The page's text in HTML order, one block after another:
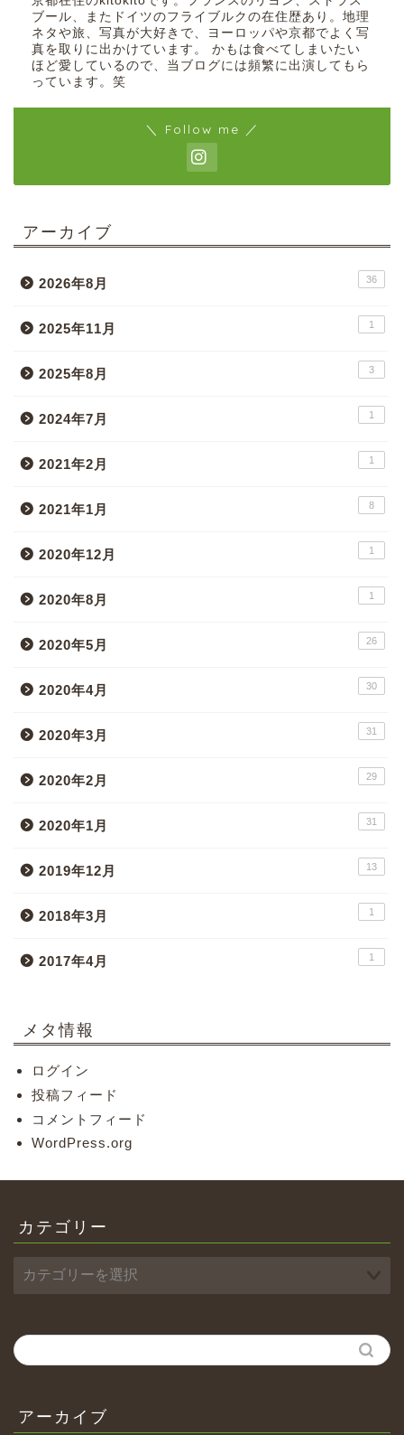
ブール、またドイツのフライブルクの在住歴あり。地理
ネタや旅、写真が大好きで、ヨーロッパや京都でよく写
真を取りに出かけています。 かもは食べてしまいたい
ほど愛しているので、当ブログには頻繁に出演してもら
っています。笑
＼ Follow me ／
アーカイブ
2026年8月 36
2025年11月 1
2025年8月 3
2024年7月 1
2021年2月 1
2021年1月 8
2020年12月 1
2020年8月 1
2020年5月 26
2020年4月 30
2020年3月 31
2020年2月 29
2020年1月 31
2019年12月 13
2018年3月 1
2017年4月 1
メタ情報
ログイン
投稿フィード
コメントフィード
WordPress.org
カテゴリー
アーカイブ